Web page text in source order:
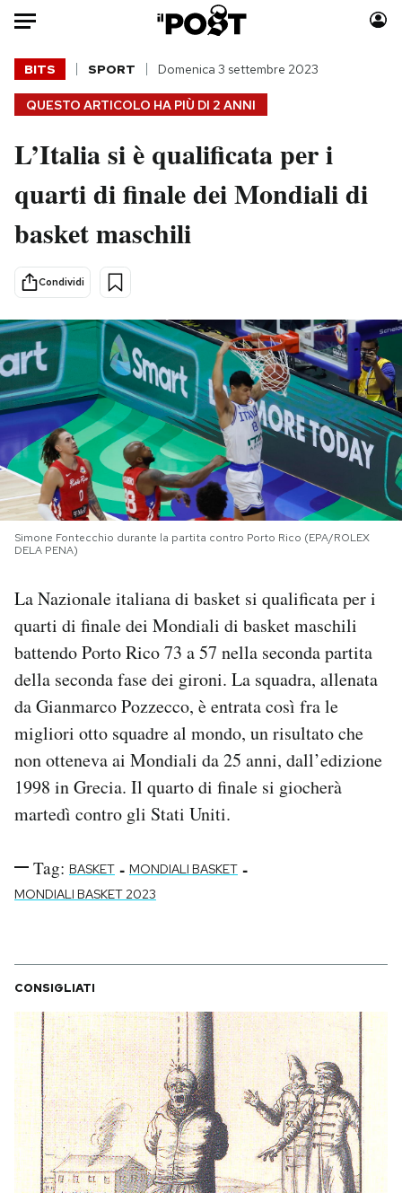
Auto
HOME
Italia
Politica
Tecnologia
Scienza
Economia
Sport
Moda
Consumismi
Altrecose
Mondiali calcio 2026
PODCAST
NEWSLETTER
I MIEI PREFERITI
CALENDARIO
AREA PERSONALE
Area Personale
Newsletter
Notifiche mobile
Hai bisogno di aiuto?
Esci
QUESTO ARTICOLO HA PIÙ DI 2 ANNI
BITS SPORT Domenica 3 settembre 2023
L’Italia si è qualificata per i
quarti di finale dei Mondiali di
basket maschili
Condividi
Simone Fontecchio durante la partita contro Porto Rico (EPA/ROLEX
DELA PENA)
La Nazionale italiana di basket si qualificata per i
quarti di finale dei Mondiali di basket maschili
battendo Porto Rico 73 a 57 nella seconda partita
della seconda fase dei gironi. La squadra, allenata
da Gianmarco Pozzecco, è entrata così fra le
migliori otto squadre al mondo, un risultato che
non otteneva ai Mondiali da 25 anni, dall’edizione
1998 in Grecia. Il quarto di finale si giocherà
martedì contro gli Stati Uniti.
Tag: BASKET - MONDIALI BASKET -
MONDIALI BASKET 2023
CONSIGLIATI